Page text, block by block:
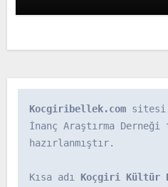
Kocgiribellek.com sitesi
İnanç Araştırma Derneği
hazırlanmıştır.
Kısa adı Koçgiri Kültür